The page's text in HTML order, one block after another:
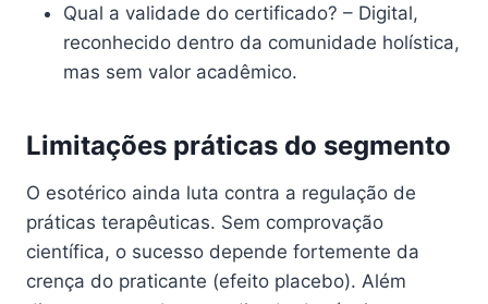
Qual a validade do certificado? – Digital,
reconhecido dentro da comunidade holística,
mas sem valor acadêmico.
Limitações práticas do segmento
O esotérico ainda luta contra a regulação de
práticas terapêuticas. Sem comprovação
científica, o sucesso depende fortemente da
crença do praticante (efeito placebo). Além